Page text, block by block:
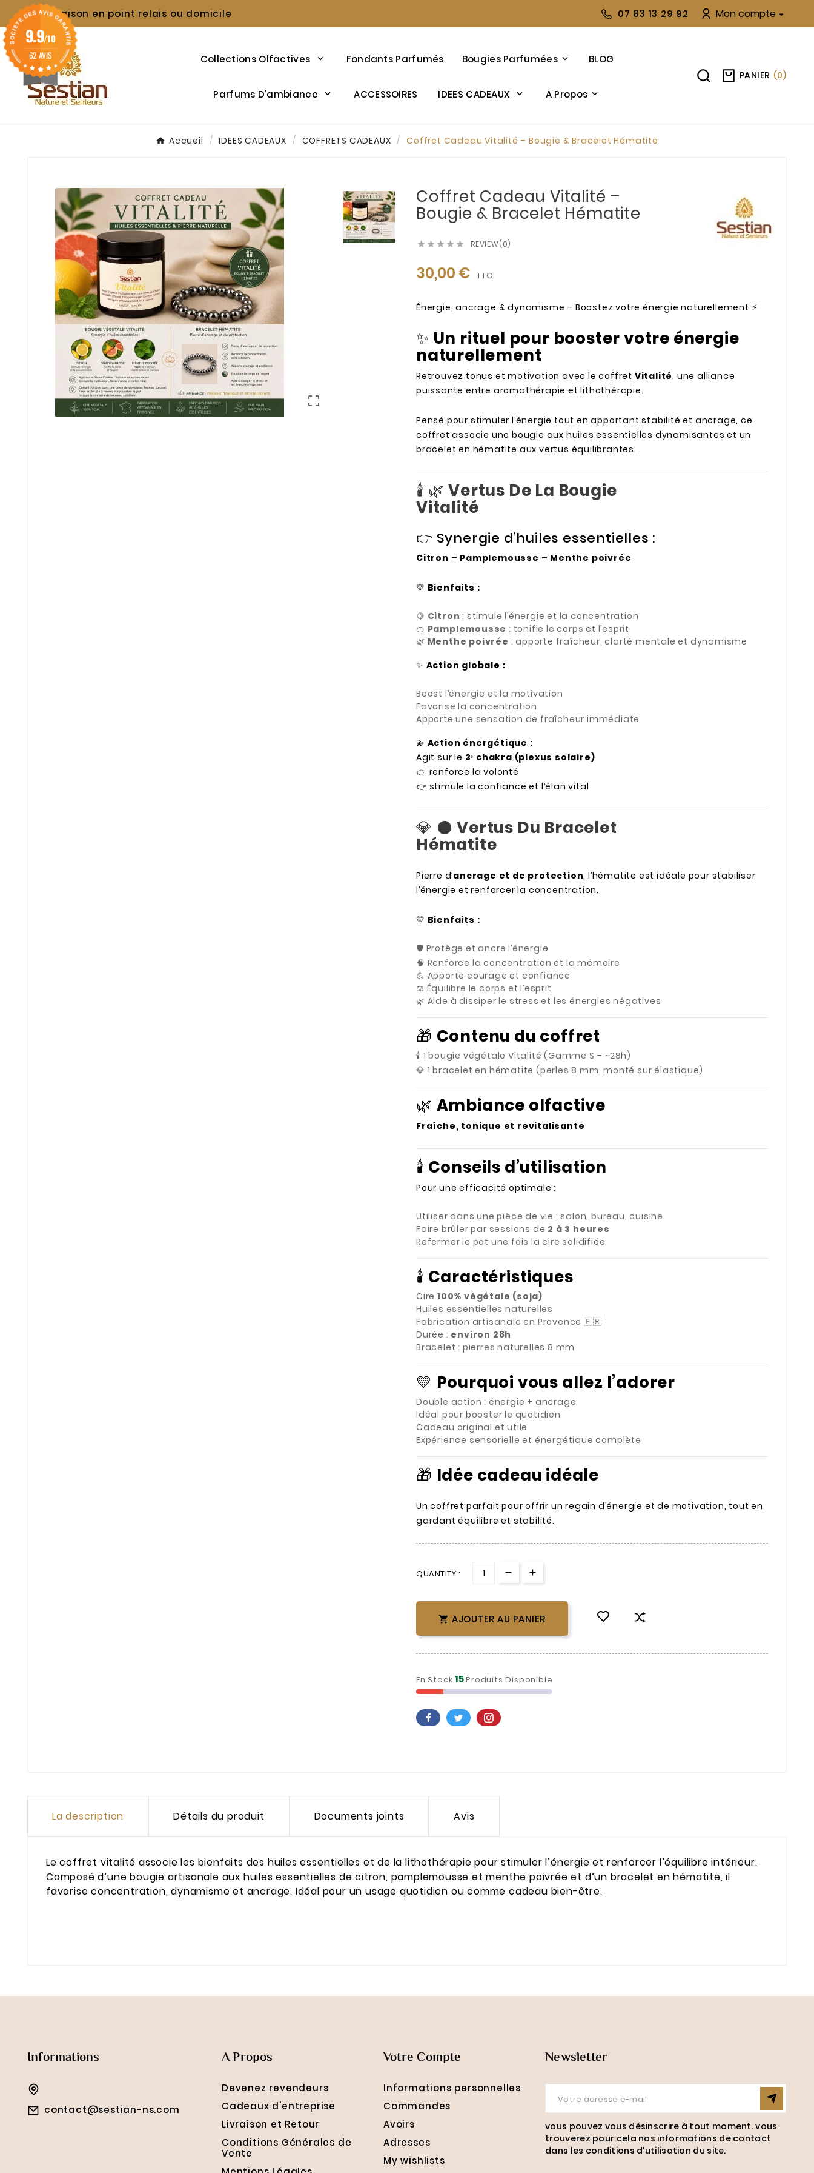
 Livraison en point relais ou domicile 07 83 13 29 92 Mon compte 
Collections Olfactives Fondants Parfumés Bougies Parfumées BLOG
Parfums D’ambiance ACCESSOIRES IDEES CADEAUX A Propos
PANIER (0)
Accueil IDEES CADEAUX COFFRETS CADEAUX Coffret Cadeau Vitalité – Bougie & Bracelet Hématite

Coffret Cadeau Vitalité –
Bougie & Bracelet Hématite
     REVIEW(0)
30,00 € TTC
Énergie, ancrage & dynamisme – Boostez votre énergie naturellement ⚡
✨ Un rituel pour booster votre énergie
naturellement
Retrouvez tonus et motivation avec le coffret Vitalité, une alliance
puissante entre aromathérapie et lithothérapie.
Pensé pour stimuler l’énergie tout en apportant stabilité et ancrage, ce
coffret associe une bougie aux huiles essentielles dynamisantes et un
bracelet en hématite aux vertus équilibrantes.
🕯️ 🌿Vertus De La Bougie
Vitalité
👉 Synergie d’huiles essentielles :
Citron – Pamplemousse – Menthe poivrée
💛 Bienfaits :
🍋 Citron : stimule l’énergie et la concentration
🍊 Pamplemousse : tonifie le corps et l’esprit
🌿 Menthe poivrée : apporte fraîcheur, clarté mentale et dynamisme
✨ Action globale :
Boost l’énergie et la motivation
Favorise la concentration
Apporte une sensation de fraîcheur immédiate
💫 Action énergétique :
Agit sur le 3ᵉ chakra (plexus solaire)
👉 renforce la volonté
👉 stimule la confiance et l’élan vital
💎 ⚫Vertus Du Bracelet
Hématite
Pierre d’ancrage et de protection, l’hématite est idéale pour stabiliser
l’énergie et renforcer la concentration.
💛 Bienfaits :
🛡️ Protège et ancre l’énergie
🧠 Renforce la concentration et la mémoire
💪 Apporte courage et confiance
⚖️ Équilibre le corps et l’esprit
🌿 Aide à dissiper le stress et les énergies négatives
🎁 Contenu du coffret
🕯️ 1 bougie végétale Vitalité (Gamme S – ~28h)
💎 1 bracelet en hématite (perles 8 mm, monté sur élastique)
🌿 Ambiance olfactive
Fraîche, tonique et revitalisante
🕯️ Conseils d’utilisation
Pour une efficacité optimale :
Utiliser dans une pièce de vie : salon, bureau, cuisine
Faire brûler par sessions de 2 à 3 heures
Refermer le pot une fois la cire solidifiée
🕯️ Caractéristiques
Cire 100% végétale (soja)
Huiles essentielles naturelles
Fabrication artisanale en Provence 🇫🇷
Durée : environ 28h
Bracelet : pierres naturelles 8 mm
💛 Pourquoi vous allez l’adorer
Double action : énergie + ancrage
Idéal pour booster le quotidien
Cadeau original et utile
Expérience sensorielle et énergétique complète
🎁 Idée cadeau idéale
Un coffret parfait pour offrir un regain d’énergie et de motivation, tout en
gardant équilibre et stabilité.
QUANTITY :
 AJOUTER AU PANIER
En Stock15Produits Disponible
La description Détails du produit Documents joints Avis
Le coffret vitalité associe les bienfaits des huiles essentielles et de la lithothérapie pour stimuler l’énergie et renforcer l’équilibre intérieur.
Composé d’une bougie artisanale aux huiles essentielles de citron, pamplemousse et menthe poivrée et d’un bracelet en hématite, il
favorise concentration, dynamisme et ancrage. Idéal pour un usage quotidien ou comme cadeau bien-être.
Informations
contact@sestian-ns.com
A Propos
Devenez revendeurs
Cadeaux d'entreprise
Livraison et Retour
Conditions Générales de
Vente
Votre Compte
Informations personnelles
Commandes
Avoirs
Adresses
My wishlists
Newsletter
vous pouvez vous désinscrire à tout moment. vous
trouverez pour cela nos informations de contact
dans les conditions d'utilisation du site.
9.9/10
62 AVIS